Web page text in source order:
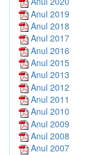
Anul 2019
Anul 2018
Anul 2017
Anul 2016
Anul 2015
Anul 2013
Anul 2012
Anul 2011
Anul 2010
Anul 2009
Anul 2008
Anul 2007